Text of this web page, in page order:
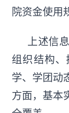
院资金使用
上述信
组织结构
学、学团动
方面，基本